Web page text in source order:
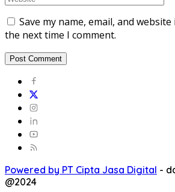
Save my name, email, and
the next time I comment.
Powered by PT Cipta Jasa Digital -
@2024